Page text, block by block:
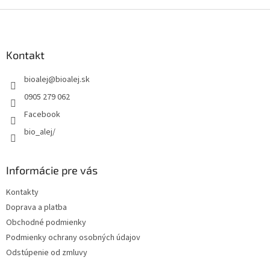
Kontakt
bioalej@bioalej.sk
0905 279 062
Facebook
bio_alej/
Informácie pre vás
Kontakty
Doprava a platba
Obchodné podmienky
Podmienky ochrany osobných údajov
Odstúpenie od zmluvy